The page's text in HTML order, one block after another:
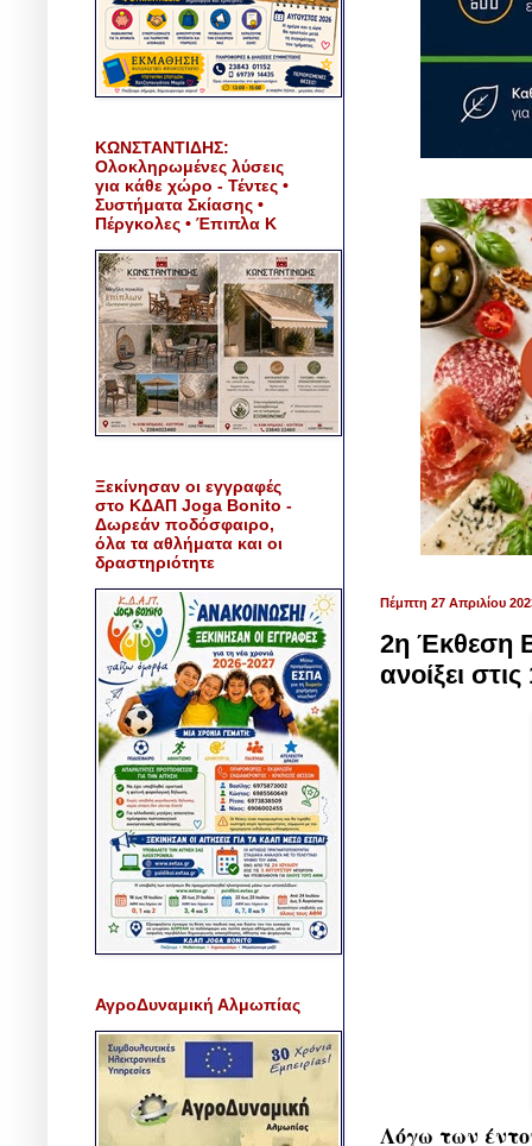
Πέμπτη 27 Απριλίου
2η Έκθεση
ανοίξει
Λόγω των
ΚΩΝΣΤΑΝΤΙΔΗΣ:
Ολοκληρωμένες λύσεις
για κάθε χώρο - Τέντες •
Συστήματα Σκίασης •
Πέργκολες • Έπιπλα Κ
Ξεκίνησαν οι εγγραφές
στο ΚΔΑΠ Joga Bonito -
Δωρεάν ποδόσφαιρο,
όλα τα αθλήματα και οι
δραστηριότητε
ΑγροΔυναμική Αλμωπίας